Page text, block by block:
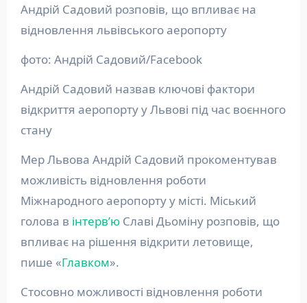
Андрій Садовий розповів, що впливає на
відновлення львівського аеропорту
фото: Андрій Садовий/Facebook
Андрій Садовий назвав ключові фактори
відкриття аеропорту у Львові під час воєнного
стану
Мер Львова Андрій Садовий прокоментував
можливість відновлення роботи
Міжнародного аеропорту у місті. Міський
голова в інтерв’юСлаві Дьоміну розповів, що
впливає на рішення відкрити летовище,
пише «Главком».
Стосовно можливості відновлення роботи